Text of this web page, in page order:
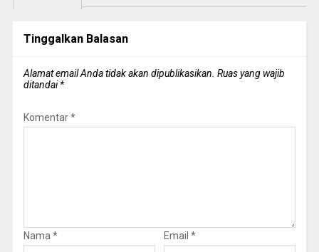
Tinggalkan Balasan
Alamat email Anda tidak akan dipublikasikan. Ruas yang wajib
ditandai*
Komentar*
Nama * Email *